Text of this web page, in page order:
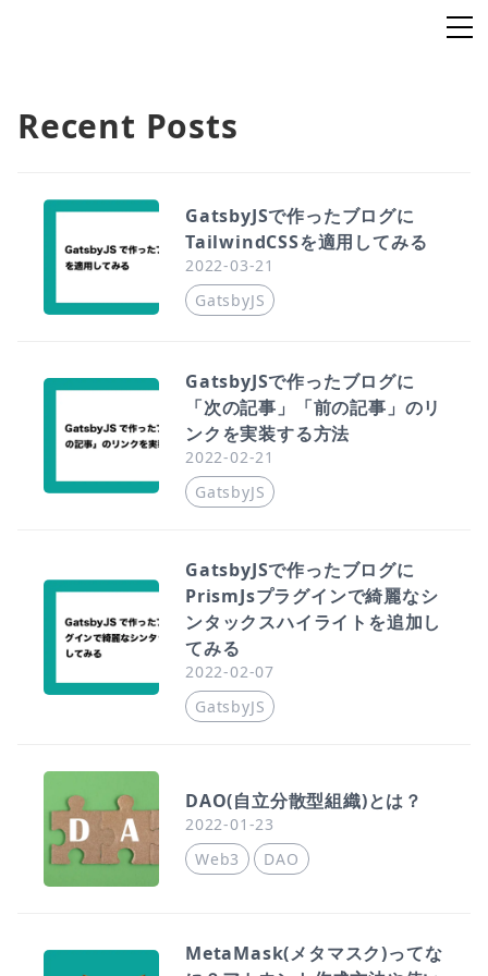
Recent Posts
GatsbyJSで作ったブログに
TailwindCSSを適用してみる
2022-03-21
GatsbyJS
GatsbyJSで作ったブログに
「次の記事」「前の記事」のリ
ンクを実装する方法
2022-02-21
GatsbyJS
GatsbyJSで作ったブログに
PrismJsプラグインで綺麗なシ
ンタックスハイライトを追加し
てみる
2022-02-07
GatsbyJS
DAO(自立分散型組織)とは？
2022-01-23
Web3
DAO
MetaMask(メタマスク)ってな